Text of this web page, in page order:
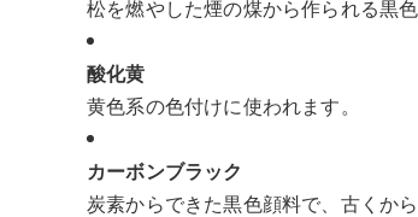
松を燃やした煙の煤から作られる黒
酸化黄
黄色系の色付けに使われます。
カーボンブラック
炭素からできた黒色顔料で、古くか